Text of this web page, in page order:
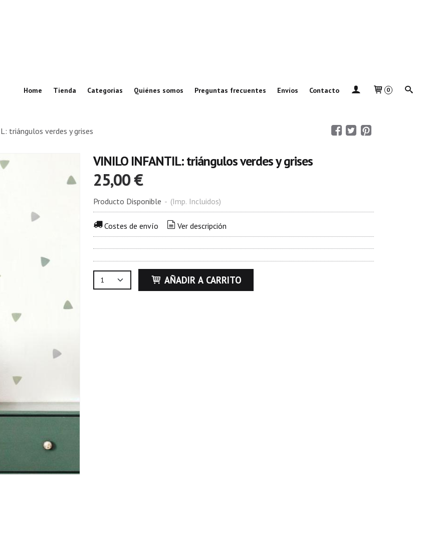
Home Tienda Categorias Quiénes somos Preguntas frecuentes Envíos Contacto 0
triángulos verdes y grises
VINILO INFANTIL: triángulos verdes y grises
25,00 €
Producto Disponible - (Imp. Incluidos)
Costes de envío Ver descripción
AÑADIR A CARRITO